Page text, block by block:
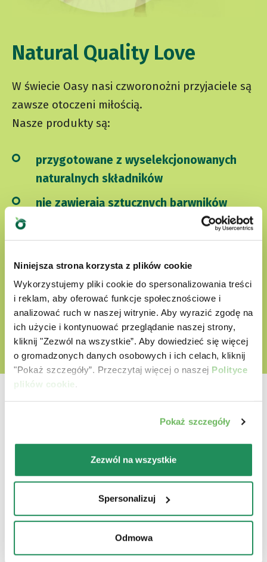
Niniejsza strona korzysta z plików cookie
Wykorzystujemy pliki cookie do spersonalizowania treści
i reklam, aby oferować funkcje społecznościowe i
analizować ruch w naszej witrynie. Aby wyrazić zgodę na
ich użycie i kontynuować przeglądanie naszej strony,
kliknij "Zezwól na wszystkie”. Aby dowiedzieć się więcej
o gromadzonych danych osobowych i ich celach, kliknij
"Pokaż szczegóły”. Przeczytaj więcej o naszej Polityce
plików cookie .
Pokaż szczegóły
Zezwól na wszystkie
Spersonalizuj
Odmowa
Natural Quality Love
W świecie Oasy nasi czworonożni przyjaciele są
zawsze otoczeni miłością.
Nasze produkty są:
przygotowane z wyselekcjonowanych
naturalnych składników
nie zawierają sztucznych barwników
ODKRYJ NASZ ŚWIAT MIŁOŚCI
Która jest ich ulubioną?
Poznaj nasze najlepsze produkty dla Twojego
zwierzaka